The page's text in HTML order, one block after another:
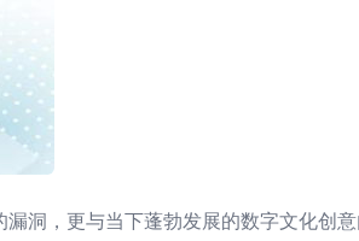
洞，更与当下蓬勃发展的数字文化创